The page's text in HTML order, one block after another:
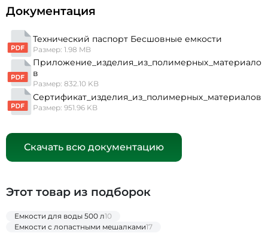
Документация
Технический паспорт Бесшовные емкости
Размер: 1.98 MB
Приложение_изделия_из_полимерных_материало
в
Размер: 832.10 KB
Сертификат_изделия_из_полимерных_материалов
Размер: 951.96 KB
Скачать всю документацию
Этот товар из подборок
Емкости для воды 500 л10
Емкости с лопастными мешалками17